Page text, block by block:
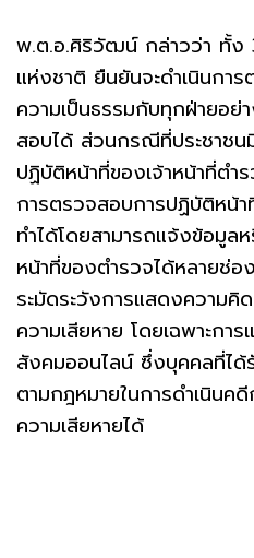
พ.ต.อ.ศิริวัฒน์ กล่าวว่า ทั้ง
แห่งชาติ ยืนยันจะดำเนินการ
ความเป็นธรรมกับทุกฝ่ายอย่
สอบได้ ส่วนกรณีที่ประชาช
ปฏิบัติหน้าที่ของเจ้าหน้าที่ตำ
การตรวจสอบการปฏิบัติหน้า
ทำได้โดยสามารถแจ้งข้อมูล
หน้าที่ของตำรวจได้หลายช่
ระมัดระวังการแสดงความคิ
ความเสียหาย โดยเฉพาะกา
สังคมออนไลน์ ซึ่งบุคคลที่ได้
ตามกฎหมายในการดำเนินค
ความเสียหายได้